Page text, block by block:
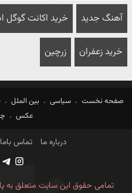
آهنگ جدید خرید اکانت گوگل
خرید زعفران زرچین
صفحه نخست سیاسی بین الملل
عکس
درباره ما تماس باما
تمامی حقوق این سایت متعلق به